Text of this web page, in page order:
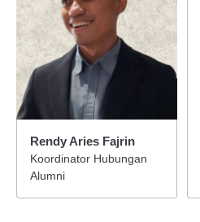
Rendy Aries Fajrin
Koordinator Hubungan
Alumni